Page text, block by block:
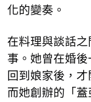
化的變奏。
在料理與談話
事。她曾在婚
回到娘家後，
而她創辦的「